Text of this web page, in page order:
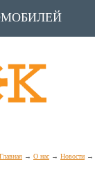
Главная О нас Новости